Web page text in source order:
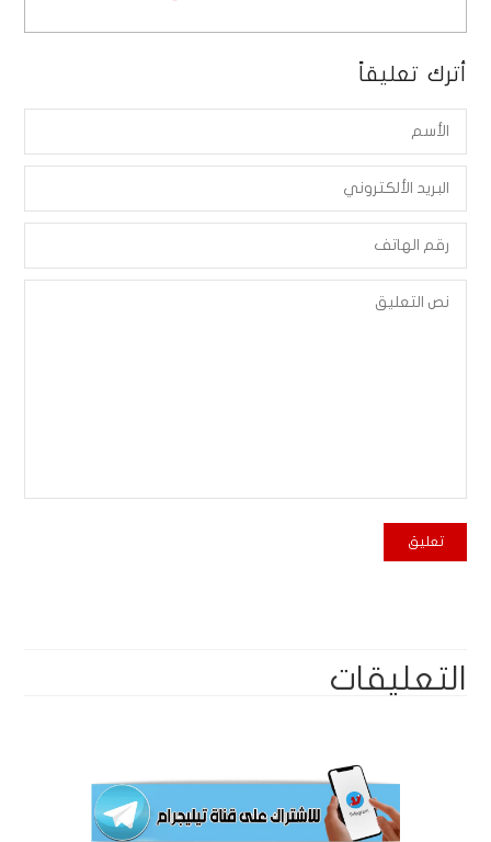
أترك تعليقاً
التعليقات